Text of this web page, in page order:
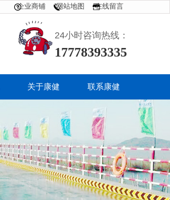
在线留言
网站地图
企业商铺
24小时咨询热线：
17778393335
13882923561
关于康健 联系康健